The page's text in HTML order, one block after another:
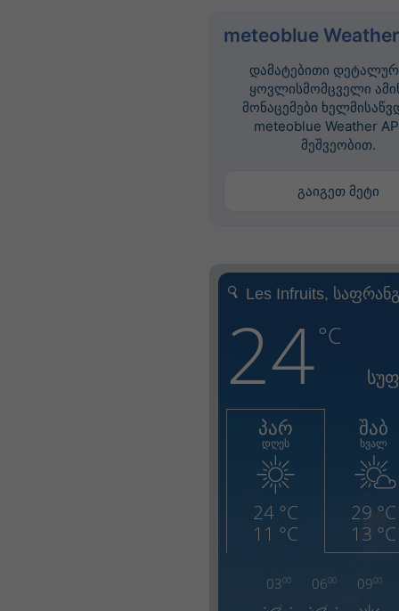
meteoblue
დამატებითი
ყოვლისმომცველი
მონაცემები
meteoblue Weather
მეშვეობით.
გაიგეთ მეტი